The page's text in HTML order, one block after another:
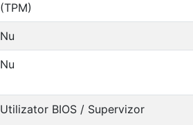
(TPM)
Nu
Nu
Utilizator BIOS / Supervizor